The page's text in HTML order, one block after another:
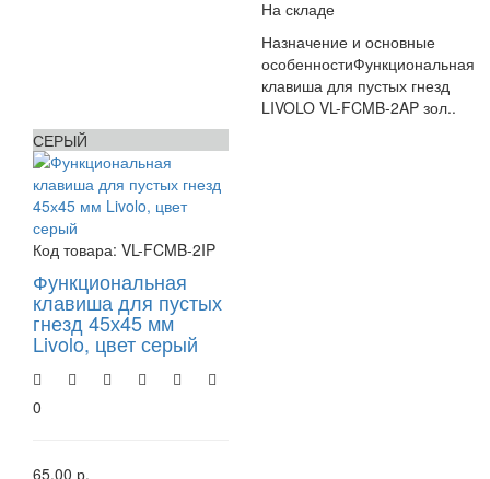
На складе
Назначение и основные
особенностиФункциональная
клавиша для пустых гнезд
LIVOLO VL-FCMB-2AP зол..
СЕРЫЙ
Код товара: VL-FCMB-2IP
Функциональная
клавиша для пустых
гнезд 45х45 мм
Livolo, цвет серый
0
65.00 р.